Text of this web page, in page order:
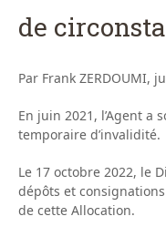
de
Par Frank ZERDOUMI,
En juin 2021, l’Agent a
temporaire d’invalidité.
Le 17 octobre 2022, le
dépôts et
de cette Allocation.